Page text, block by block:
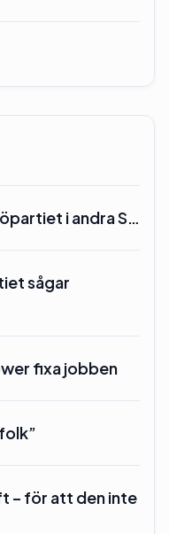
i andra S…
sågar
fixa jobben
– för att den inte